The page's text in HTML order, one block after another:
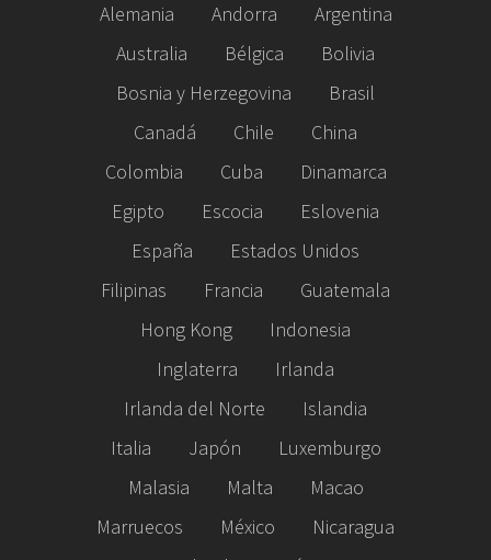
Alemania Andorra
Argentina
Australia
Bélgica
Bolivia
Bosnia y Herzegovina
Brasil
Canadá
Chile
China
Colombia
Cuba
Dinamarca
Egipto
Escocia
Eslovenia
España
Estados Unidos
Filipinas
Francia
Guatemala
Hong Kong
Indonesia
Inglaterra
Irlanda
Irlanda del Norte
Islandia
Italia
Japón
Luxemburgo
Malasia
Malta
Macao
Marruecos
México
Nicaragua